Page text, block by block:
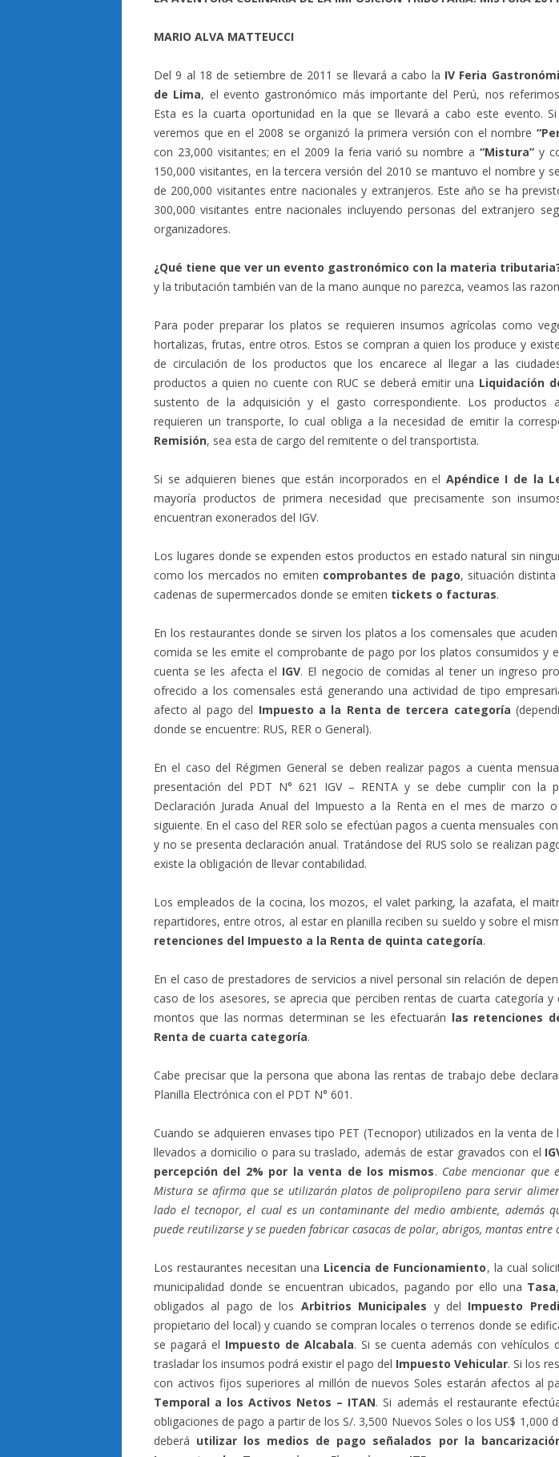
MARIO ALVA MATTEUCCI
Del 9 al 18 de setiembre de 2011 se llevará a cabo la IV Feria
de Lima, el evento gastronómico más importante del Perú, nos
Esta es la cuarta oportunidad en la que se llevará a cabo este evento.
veremos que en el 2008 se organizó la primera versión con el nombre
con 23,000 visitantes; en el 2009 la feria varió su nombre a “Mistura”y
150,000 visitantes, en la tercera versión del 2010 se mantuvo el nombre y
de 200,000 visitantes entre nacionales y extranjeros. Este año se ha
300,000 visitantes entre nacionales incluyendo personas del extranjero
organizadores.
¿Qué tiene que ver un evento gastronómico con la materia
y la tributación también van de la mano aunque no parezca, veamos las
Para poder preparar los platos se requieren insumos agrícolas como
hortalizas, frutas, entre otros. Estos se compran a quien los produce y
de circulación de los productos que los encarece al llegar a las
productos a quien no cuente con RUC se deberá emitir una Liquidación
sustento de la adquisición y el gasto correspondiente. Los productos
requieren un transporte, lo cual obliga a la necesidad de emitir la
Remisión, sea esta de cargo del remitente o del transportista.
Si se adquieren bienes que están incorporados en el Apéndice I de la
mayoría productos de primera necesidad que precisamente son
encuentran exonerados del IGV.
Los lugares donde se expenden estos productos en estado natural sin
como los mercados no emiten comprobantes de pago, situación
cadenas de supermercados donde se emiten tickets o facturas.
En los restaurantes donde se sirven los platos a los comensales que
comida se les emite el comprobante de pago por los platos consumidos y
cuenta se les afecta el IGV. El negocio de comidas al tener un ingreso
ofrecido a los comensales está generando una actividad de tipo
afecto al pago del Impuesto a la Renta de tercera categoría
donde se encuentre: RUS, RER o General).
En el caso del Régimen General se deben realizar pagos a cuenta
presentación del PDT N° 621 IGV – RENTA y se debe cumplir con la
Declaración Jurada Anual del Impuesto a la Renta en el mes de marzo
siguiente. En el caso del RER solo se efectúan pagos a cuenta mensuales
y no se presenta declaración anual. Tratándose del RUS solo se realizan
existe la obligación de llevar contabilidad.
Los empleados de la cocina, los mozos, el valet parking, la azafata, el
repartidores, entre otros, al estar en planilla reciben su sueldo y sobre el
retenciones del Impuesto a la Renta de quinta categoría.
En el caso de prestadores de servicios a nivel personal sin relación de
caso de los asesores, se aprecia que perciben rentas de cuarta categoría y
montos que las normas determinan se les efectuarán las retenciones
Renta de cuarta categoría.
Cabe precisar que la persona que abona las rentas de trabajo debe
Planilla Electrónica con el PDT N° 601.
Cuando se adquieren envases tipo PET (Tecnopor) utilizados en la venta
llevados a domicilio o para su traslado, además de estar gravados con el
percepción del 2% por la venta de los mismos. Cabe mencionar que
Mistura se afirma que se utilizarán platos de polipropileno para servir
lado el tecnopor, el cual es un contaminante del medio ambiente, además
puede reutilizarse y se pueden fabricar casacas de polar, abrigos, mantas entre
Los restaurantes necesitan una Licencia de Funcionamiento, la cual
municipalidad donde se encuentran ubicados, pagando por ello una Tasa
obligados al pago de los Arbitrios Municipales y del Impuesto
propietario del local) y cuando se compran locales o terrenos donde se
se pagará el Impuesto de Alcabala. Si se cuenta además con vehículos
trasladar los insumos podrá existir el pago del Impuesto Vehicular. Si los
con activos fijos superiores al millón de nuevos Soles estarán afectos al
Temporal a los Activos Netos – ITAN. Si además el restaurante
obligaciones de pago a partir de los S/. 3,500 Nuevos Soles o los US$ 1,000
deberá utilizar los medios de pago señalados por la